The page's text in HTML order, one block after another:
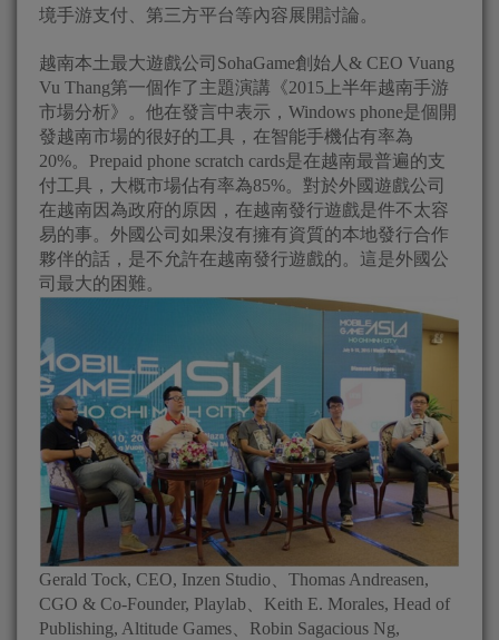
境手游支付、第三方平台等內容展開討論。
越南本土最大遊戲公司SohaGame創始人& CEO Vuang
Vu Thang第一個作了主題演講《2015上半年越南手游
市場分析》。他在發言中表示，Windows phone是個開
發越南市場的很好的工具，在智能手機佔有率為
20%。Prepaid phone scratch cards是在越南最普遍的支
付工具，大概市場佔有率為85%。對於外國遊戲公司
在越南因為政府的原因，在越南發行遊戲是件不太容
易的事。外國公司如果沒有擁有資質的本地發行合作
夥伴的話，是不允許在越南發行遊戲的。這是外國公
司最大的困難。
Gerald Tock, CEO, Inzen Studio、Thomas Andreasen,
CGO & Co-Founder, Playlab、Keith E. Morales, Head of
Publishing, Altitude Games、Robin Sagacious Ng,